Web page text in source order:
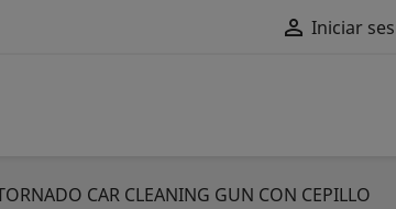
 Iniciar
CAR CLEANING GUN CON CEPILLO